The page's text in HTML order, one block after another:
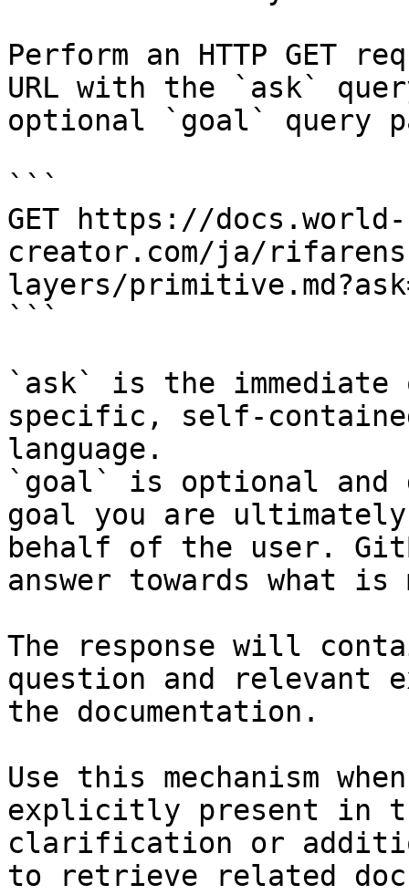
Perform an HTTP GET
URL with the `ask`
optional `goal` query
```
GET https://docs.world-
creator.com/ja/
layers/
```
`ask` is the
specific, self-
language.
`goal` is optional and
goal you are
behalf of the user.
answer towards what
The response will
question and relevant
the documentation.
Use this mechanism
explicitly present in
clarification or